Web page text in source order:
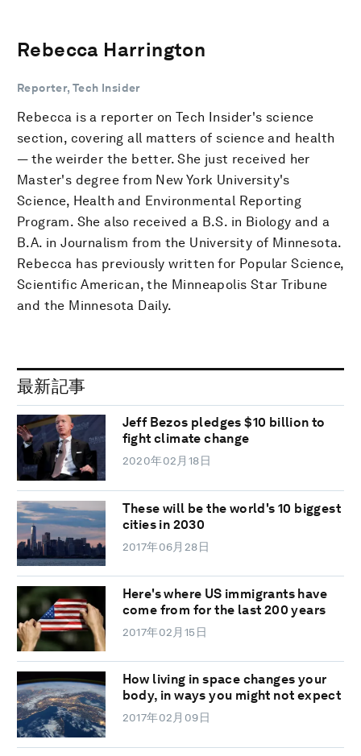
Rebecca Harrington
Reporter, Tech Insider
Rebecca is a reporter on Tech Insider's science
section, covering all matters of science and health
— the weirder the better. She just received her
Master's degree from New York University's
Science, Health and Environmental Reporting
Program. She also received a B.S. in Biology and a
B.A. in Journalism from the University of Minnesota.
Rebecca has previously written for Popular Science,
Scientific American, the Minneapolis Star Tribune
and the Minnesota Daily.
最新記事
Jeff Bezos pledges $10 billion to
fight climate change
2020年02月18日
These will be the world's 10 biggest
cities in 2030
2017年06月28日
Here's where US immigrants have
come from for the last 200 years
2017年02月15日
How living in space changes your
body, in ways you might not expect
2017年02月09日